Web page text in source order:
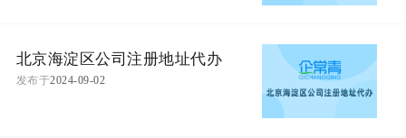
北京海淀区公司注册地址代办
发布于2024-09-02